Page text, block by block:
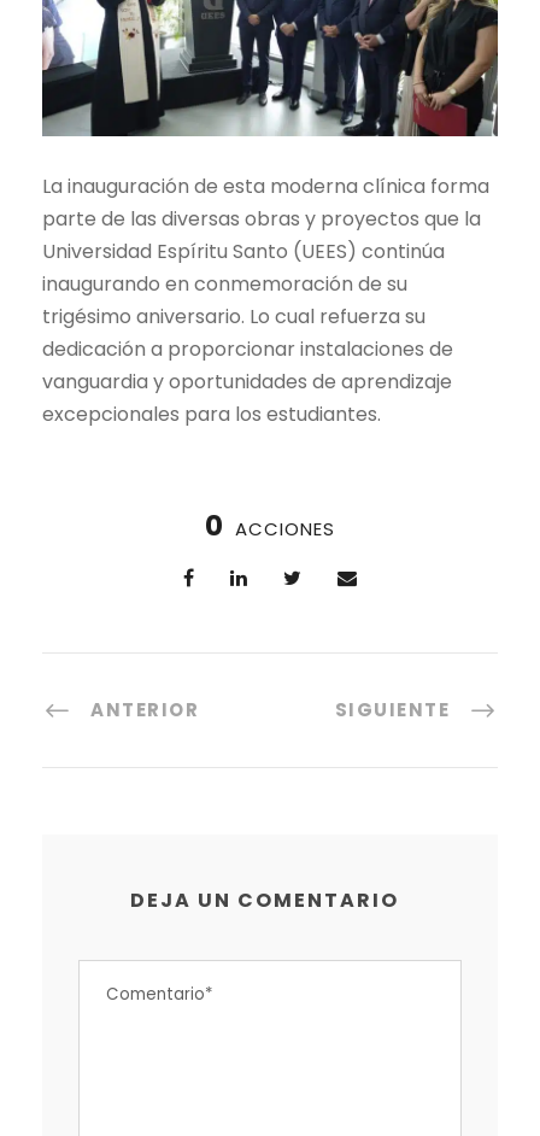
La inauguración de esta moderna clínica forma
parte de las diversas obras y proyectos que la
Universidad Espíritu Santo (UEES) continúa
inaugurando en conmemoración de su
trigésimo aniversario. Lo cual refuerza su
dedicación a proporcionar instalaciones de
vanguardia y oportunidades de aprendizaje
excepcionales para los estudiantes.
0 ACCIONES
ANTERIOR SIGUIENTE
DEJA UN COMENTARIO